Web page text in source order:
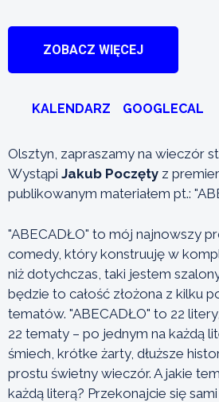
ZOBACZ WIĘCEJ
KALENDARZ GOOGLECAL
Olsztyn, zapraszamy na wieczór
Wystąpi Jakub Poczęty z
publikowanym materiałem pt.:
"ABECADŁO" to mój najnowszy
comedy, który konstruuję w
niż dotychczas, taki jestem
będzie to całość złożona z kilku
tematów. "ABECADŁO" to 22
22 tematy – po jednym na każdą
śmiech, krótke żarty, dłuższe
prostu świetny wieczór. A jakie
każdą literą? Przekonajcie się